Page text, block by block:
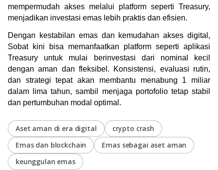
mempermudah akses melalui platform seperti Treasury,
menjadikan investasi emas lebih praktis dan efisien.
Dengan kestabilan emas dan kemudahan akses digital,
Sobat kini bisa memanfaatkan platform seperti aplikasi
Treasury untuk mulai berinvestasi dari nominal kecil
dengan aman dan fleksibel. Konsistensi, evaluasi rutin,
dan strategi tepat akan membantu menabung 1 miliar
dalam lima tahun, sambil menjaga portofolio tetap stabil
dan pertumbuhan modal optimal.
Aset aman di era digital
crypto crash
Emas dan blockchain
Emas sebagai aset aman
keunggulan emas